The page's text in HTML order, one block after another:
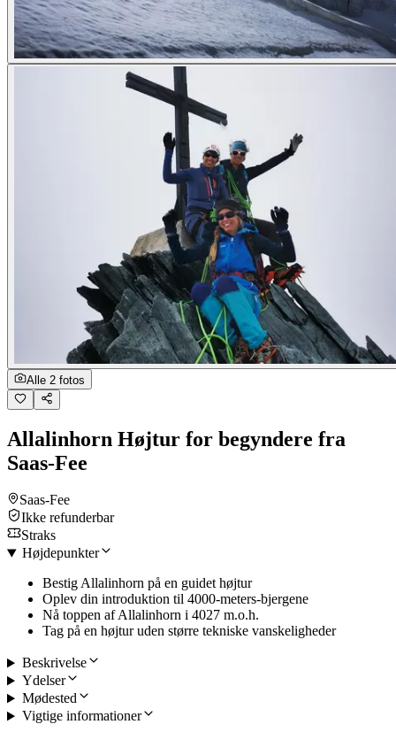
Alle 2 fotos
Allalinhorn Højtur for begyndere fra
Saas-Fee
Saas-Fee
Ikke refunderbar
Straks
Højdepunkter
Bestig Allalinhorn på en guidet højtur
Oplev din introduktion til 4000-meters-bjergene
Nå toppen af Allalinhorn i 4027 m.o.h.
Tag på en højtur uden større tekniske vanskeligheder
Beskrivelse
Ydelser
Mødested
Vigtige informationer